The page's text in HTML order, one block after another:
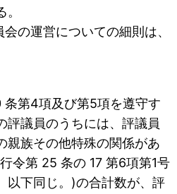
の運営についての細則は、
第4項及び第5項を遵守す
評議員のうちには、評議員
親族その他特殊の関係があ
令第 25 条の 17 第6項第1号
以下同じ。)の合計数が、評